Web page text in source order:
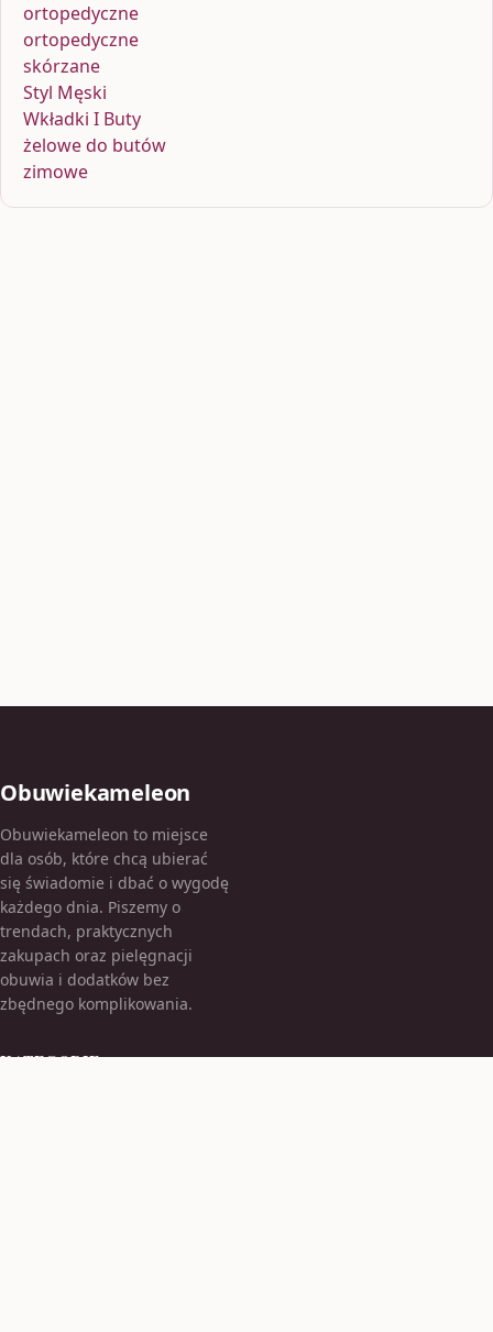
ortopedyczne
ortopedyczne
skórzane
Styl Męski
Wkładki I Buty
żelowe do butów
zimowe
Obuwiekameleon
Obuwiekameleon to miejsce
dla osób, które chcą ubierać
się świadomie i dbać o wygodę
każdego dnia. Piszemy o
trendach, praktycznych
zakupach oraz pielęgnacji
obuwia i dodatków bez
zbędnego komplikowania.
KATEGORIE